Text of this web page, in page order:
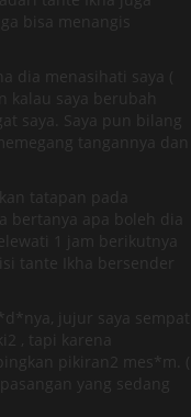
bisa menangis
dia menasihati saya (
kalau saya berubah
saya. Saya pun bilang
tangannya dan
tatapan pada
bertanya apa boleh dia
1 jam berikutnya
tante Ikha bersender
jujur saya sempat
, tapi karena
pikiran2 mes*m. (
yang sedang